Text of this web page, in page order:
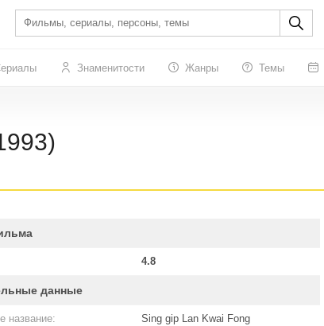
Знаменитости Жанры Темы
4.8
данные
название: Sing gip Lan Kwai Fong